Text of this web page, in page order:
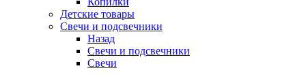
Детские товары
Свечи и подсвечники
Назад
Свечи и подсвечники
Свечи